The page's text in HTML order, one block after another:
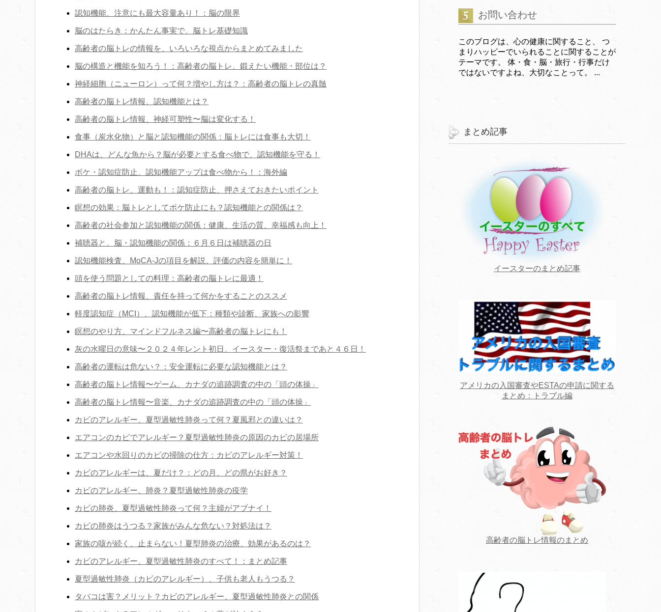
認知機能、注意にも最大容量あり！：脳の限界
脳のはたらき：かんたん事実で、脳トレ基礎知識
高齢者の脳トレの情報を、いろいろな視点からまとめてみました
脳の構造と機能を知ろう！：高齢者の脳トレ、鍛えたい機能・部位は？
神経細胞（ニューロン）って何？増やし方は？：高齢者の脳トレの真髄
高齢者の脳トレ情報、認知機能とは？
高齢者の脳トレ情報、神経可塑性〜脳は変化する！
食事（炭水化物）と脳と認知機能の関係：脳トレには食事も大切！
DHAは、どんな魚から？脳が必要とする食べ物で、認知機能を守る！
ボケ・認知症防止、認知機能アップは食べ物から！：海外編
高齢者の脳トレ、運動も！：認知症防止、押さえておきたいポイント
瞑想の効果：脳トレとしてボケ防止にも？認知機能との関係は？
高齢者の社会参加と認知機能の関係：健康、生活の質、幸福感も向上！
補聴器と、脳・認知機能の関係：６月６日は補聴器の日
認知機能検査、MoCA-Jの項目を解説、評価の内容を簡単に！
頭を使う問題としての料理：高齢者の脳トレに最適！
高齢者の脳トレ情報、責任を持って何かをすることのススメ
軽度認知症（MCI）、認知機能が低下：種類や診断、家族への影響
瞑想のやり方、マインドフルネス編〜高齢者の脳トレにも！
灰の水曜日の意味〜２０２４年レント初日、イースター・復活祭まであと４６日！
高齢者の運転は危ない？：安全運転に必要な認知機能とは？
高齢者の脳トレ情報〜ゲーム、カナダの追跡調査の中の「頭の体操」
高齢者の脳トレ情報〜音楽、カナダの追跡調査の中の「頭の体操」
カビのアレルギー、夏型過敏性肺炎って何？夏風邪との違いは？
エアコンのカビでアレルギー？夏型過敏性肺炎の原因のカビの居場所
エアコンや水回りのカビの掃除の仕方：カビのアレルギー対策！
カビのアレルギーは、夏だけ？：どの月、どの県がお好き？
カビのアレルギー、肺炎？夏型過敏性肺炎の疫学
カビの肺炎、夏型過敏性肺炎って何？主婦がアブナイ！
カビの肺炎はうつる？家族がみんな危ない？対処法は？
家族の咳が続く、止まらない！夏型肺炎の治療、効果があるのは？
カビのアレルギー、夏型過敏性肺炎のすべて！：まとめ記事
夏型過敏性肺炎（カビのアレルギー）、子供も老人もうつる？
タバコは害？メリット？カビのアレルギー、夏型過敏性肺炎との関係
お問い合わせ
このブログは、心の健康に関すること、 つ
まりハッピーでいられることに関することが
テーマです。 体・食・脳・旅行・行事だけ
ではないですよね、大切なことって。 ...
まとめ記事
イースターのまとめ記事
アメリカの入国審査やESTAの申請に関する
まとめ：トラブル編
高齢者の脳トレ情報のまとめ